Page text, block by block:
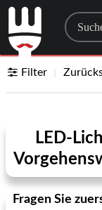
Filter
LED-
Fragen Sie